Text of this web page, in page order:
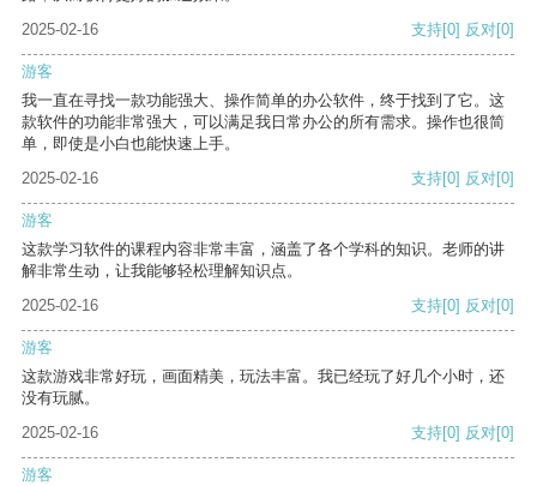
2025-02-16
支持[0] 反对[0]
游客
我一直在寻找一款功能强大、操作简单的办公软件，终于找到了它。这
款软件的功能非常强大，可以满足我日常办公的所有需求。操作也很简
单，即使是小白也能快速上手。
2025-02-16
支持[0] 反对[0]
游客
这款学习软件的课程内容非常丰富，涵盖了各个学科的知识。老师的讲
解非常生动，让我能够轻松理解知识点。
2025-02-16
支持[0] 反对[0]
游客
这款游戏非常好玩，画面精美，玩法丰富。我已经玩了好几个小时，还
没有玩腻。
2025-02-16
支持[0] 反对[0]
游客